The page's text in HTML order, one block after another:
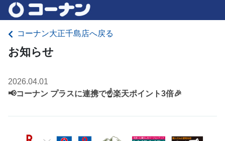
コーナン大正千島店へ戻る
お知らせ
2026.04.01
📢コーナン プラスに連携で☝️楽天ポイント3倍🎉